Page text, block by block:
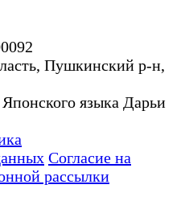
Пушкинский р-н,
языка Дарьи
Согласие на
рассылки